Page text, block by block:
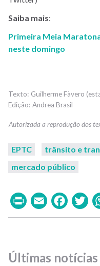
Saiba mais:
Primeira Meia
neste domingo
Guilherme Fàvero
Andrea Brasil
EPTC trânsito e
mercado público
PrintEmail
Últimas notícias